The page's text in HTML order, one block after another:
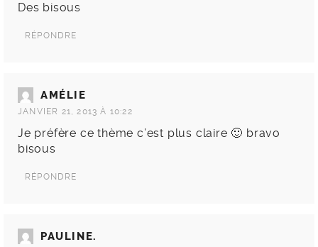
Des bisous
RÉPONDRE
AMÉLIE
JANVIER 21, 2013 À 10:22
Je préfère ce thème c’est plus claire 🙂 bravo
bisous
RÉPONDRE
PAULINE.